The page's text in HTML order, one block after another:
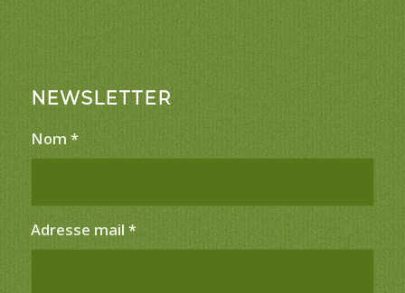
NEWSLETTER
Nom *
Adresse mail *